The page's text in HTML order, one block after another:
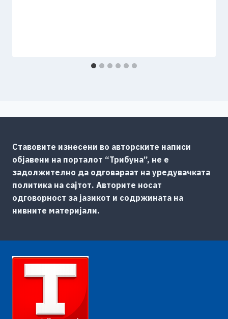
Ставовите изнесени во авторските написи
објавени на порталот “Трибуна”, не е
задолжително да одговараат на уредувачката
политика на сајтот. Авторите носат
одговорност за јазикот и содржината на
нивните материјали.